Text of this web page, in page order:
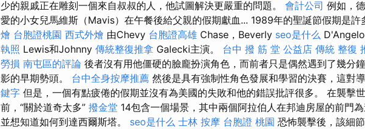
少的親戚正在雕刻一個來自叔叔的人，他試圖解決更嚴重的問題。 會計公司 例如，
愛的小女兒馬維斯（Mavis）在午餐後給父親的假期獻血... 1989年的聖誕節假期是許
燴 台胞證桃園 西式外燴 由Chevy 台胞證高雄 Chase，Beverly seo是什么
執照 Lewis和Johnny 傳統整復推拿 Galecki主演。 台中 撥 筋 堂 公益店 傳統 整復
勞損 南屯區的評論 後者沒有用他僵硬的臉龐扮演角色，而前者只是偶然遇到了幾分
影的早期勢頭。 台中全身按摩推薦 然後是具有強制性角色發展和學習的決賽，這對
鍵字 但是，一個有點疲倦的假期並沒有為美國的失敗和他的錯誤批評很多。 在襲擊
前，“關於道奇太多” 撥金堂 14包含一個場景，其中兩個阿拉伯人在邦迪房屋的前門
並想知道如何到達西爾斯塔。 seo是什么 士林 按摩 台胞證 桃園 恐怖襲擊後，該細